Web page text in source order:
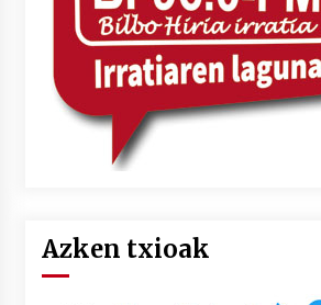
Azken txioak